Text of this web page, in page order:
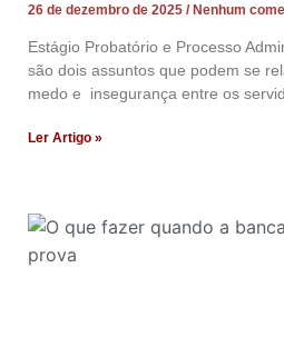
26 de dezembro de 2025 Nenhum
Estágio Probatório e Processo
são dois assuntos que podem se
medo e insegurança entre os
Ler Artigo »